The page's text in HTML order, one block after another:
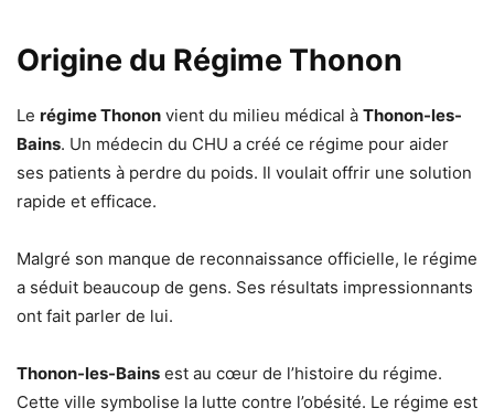
Origine du Régime Thonon
Le régime Thonon vient du milieu médical à Thonon-les-
Bains. Un médecin du CHU a créé ce régime pour aider
ses patients à perdre du poids. Il voulait offrir une solution
rapide et efficace.
Malgré son manque de reconnaissance officielle, le régime
a séduit beaucoup de gens. Ses résultats impressionnants
ont fait parler de lui.
Thonon-les-Bains est au cœur de l’histoire du régime.
Cette ville symbolise la lutte contre l’obésité. Le régime est